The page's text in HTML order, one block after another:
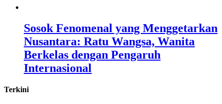
Sosok Fenomenal yang Menggetarkan
Nusantara: Ratu Wangsa, Wanita
Berkelas dengan Pengaruh
Internasional
Terkini